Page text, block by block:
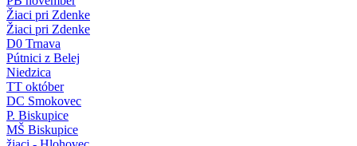
Žiaci pri Zdenke
Žiaci pri Zdenke
D0 Trnava
Pútnici z Belej
Niedzica
TT október
DC Smokovec
P. Biskupice
MŠ Biskupice